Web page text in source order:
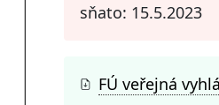
sňato: 15.5.2023
FÚ veřejná